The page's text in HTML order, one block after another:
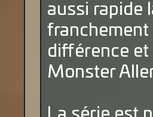
aussi rapide
franchement
différence et
Monster